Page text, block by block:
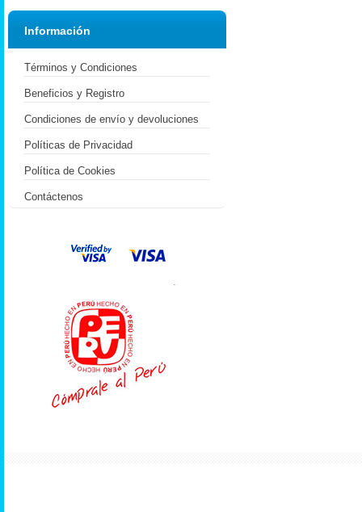
Información
Términos y Condiciones
Beneficios y Registro
Condiciones de envío y devoluciones
Políticas de Privacidad
Política de Cookies
Contáctenos
.